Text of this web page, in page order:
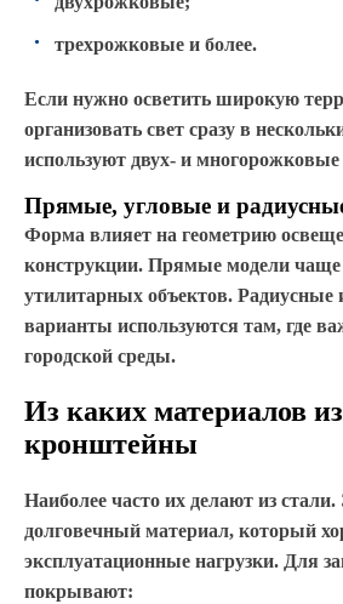
трехрожковые и более.
Если нужно осветить широкую
организовать свет сразу в
используют двух- и
Прямые, угловые и
Форма влияет на геометрию
конструкции. Прямые модели
утилитарных объектов. Радиусные
варианты используются там, где
городской среды.
Из каких материалов
кронштейны
Наиболее часто их делают из
долговечный материал, который
эксплуатационные нагрузки. Для
покрывают: